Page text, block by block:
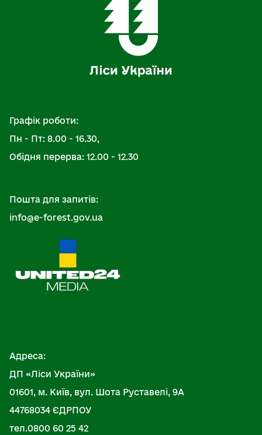
Графік роботи:
Пн - Пт: 8.00 - 16.30,
Обідня перерва: 12.00 - 12.30
Пошта для запитів:
info@e-forest.gov.ua
Адреса:
ДП «Ліси України»
01601, м. Київ, вул. Шота Руставелі, 9А
44768034 ЄДРПОУ
тел.0800 60 25 42